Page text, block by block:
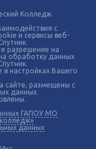
Колледж.
с
и сервисы веб-
разрешение на
обработку данных
настройках Вашего
сайте, размещены с
данных.
ГАПОУ МО
данных